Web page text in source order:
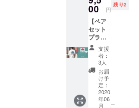
RTさせ
だきま
す！ 各
SNS以
下のア
カウン
トを紐
付けを
お願い
いたし
ます！
Twitter :
い情報
を備考
欄へお
願いた
しま
す。
（例：
IDや名
前、宣
伝した
いこと
など）
※公序良
00 円
残り2
【ペア
セット
プラ
ン・シ
リアル
ナン
バー120
番ま
で！】
一緒に
着たい
支援
者：
3人
お届
け予
定：
2020
年06
月
こ